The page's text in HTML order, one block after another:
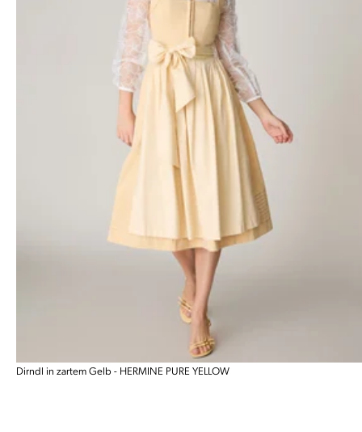
Dirndl in zartem Gelb - HERMINE PURE YELLOW